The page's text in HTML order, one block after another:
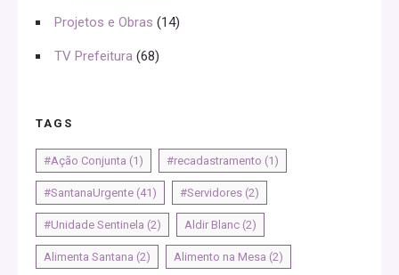
Projetos e Obras (14)
TV Prefeitura (68)
TAGS
#Ação Conjunta (1) #recadastramento (1)
#SantanaUrgente (41) #Servidores (2)
#Unidade Sentinela (2) Aldir Blanc (2)
Alimenta Santana (2) Alimento na Mesa (2)